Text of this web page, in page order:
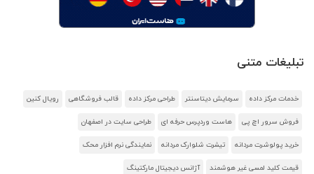
تبلیغات متنی
خدمات مرکز داده سرمایش دیتاسنتر طراحی مرکز داده قالب فروشگاهی رویال کنین
فروش سرور اچ پی هاست وردپرس حرفه ای طراحی سایت در اصفهان
خرید پولوشرت مردانه تیشرت شلوارک مردانه نمایندگی نرم افزار محک
قیمت کلید لمسی غیر هوشمند آژانس دیجیتال مارکتینگ